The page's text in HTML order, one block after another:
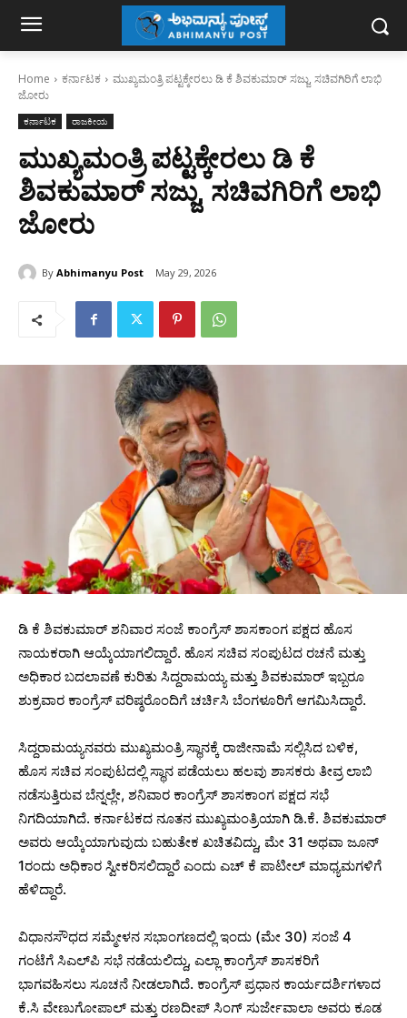
Home ಕರ್ನಾಟಕ
ಮುಖ್ಯಮಂತ್ರಿ ಪಟ್ಟಕ್ಕೇರಲು ಡಿ ಕೆ ಶಿವಕುಮಾರ್ ಸಜ್ಜು, ಸಚಿವಗಿರಿಗೆ ಲಾಭಿ
ಜೋರು
ಕರ್ನಾಟಕ ರಾಜಕೀಯ
ಮುಖ್ಯಮಂತ್ರಿ ಪಟ್ಟಕ್ಕೇರಲು ಡಿ ಕೆ
ಶಿವಕುಮಾರ್ ಸಜ್ಜು, ಸಚಿವಗಿರಿಗೆ ಲಾಭಿ
ಜೋರು
By Abhimanyu Post May 29, 2026
ಡಿ ಕೆ ಶಿವಕುಮಾರ್ ಶನಿವಾರ ಸಂಜೆ ಕಾಂಗ್ರೆಸ್ ಶಾಸಕಾಂಗ ಪಕ್ಷದ ಹೊಸ
ನಾಯಕರಾಗಿ ಆಯ್ಕೆಯಾಗಲಿದ್ದಾರೆ. ಹೊಸ ಸಚಿವ ಸಂಪುಟದ ರಚನೆ ಮತ್ತು
ಅಧಿಕಾರ ಬದಲಾವಣೆ ಕುರಿತು ಸಿದ್ದರಾಮಯ್ಯ ಮತ್ತು ಶಿವಕುಮಾರ್ ಇಬ್ಬರೂ
ಶುಕ್ರವಾರ ಕಾಂಗ್ರೆಸ್ ವರಿಷ್ಠರೊಂದಿಗೆ ಚರ್ಚಿಸಿ ಬೆಂಗಳೂರಿಗೆ ಆಗಮಿಸಿದ್ದಾರೆ.
ಸಿದ್ದರಾಮಯ್ಯನವರು ಮುಖ್ಯಮಂತ್ರಿ ಸ್ಥಾನಕ್ಕೆ ರಾಜೀನಾಮೆ ಸಲ್ಲಿಸಿದ ಬಳಿಕ,
ಹೊಸ ಸಚಿವ ಸಂಪುಟದಲ್ಲಿ ಸ್ಥಾನ ಪಡೆಯಲು ಹಲವು ಶಾಸಕರು ತೀವ್ರ ಲಾಬಿ
ನಡೆಸುತ್ತಿರುವ ಬೆನ್ನಲ್ಲೇ, ಶನಿವಾರ ಕಾಂಗ್ರೆಸ್ ಶಾಸಕಾಂಗ ಪಕ್ಷದ ಸಭೆ
ನಿಗದಿಯಾಗಿದೆ. ಕರ್ನಾಟಕದ ನೂತನ ಮುಖ್ಯಮಂತ್ರಿಯಾಗಿ ಡಿ.ಕೆ. ಶಿವಕುಮಾರ್
ಅವರು ಆಯ್ಕೆಯಾಗುವುದು ಬಹುತೇಕ ಖಚಿತವಿದ್ದು, ಮೇ 31 ಅಥವಾ ಜೂನ್
1ರಂದು ಅಧಿಕಾರ ಸ್ವೀಕರಿಸಲಿದ್ದಾರೆ ಎಂದು ಎಚ್ ಕೆ ಪಾಟೀಲ್ ಮಾಧ್ಯಮಗಳಿಗೆ
ಹೆಳಿದ್ದಾರೆ.
ವಿಧಾನಸೌಧದ ಸಮ್ಮೇಳನ ಸಭಾಂಗಣದಲ್ಲಿ ಇಂದು (ಮೇ 30) ಸಂಜೆ 4
ಗಂಟೆಗೆ ಸಿಎಲ್‌ಪಿ ಸಭೆ ನಡೆಯಲಿದ್ದು, ಎಲ್ಲಾ ಕಾಂಗ್ರೆಸ್ ಶಾಸಕರಿಗೆ
ಭಾಗವಹಿಸಲು ಸೂಚನೆ ನೀಡಲಾಗಿದೆ. ಕಾಂಗ್ರೆಸ್ ಪ್ರಧಾನ ಕಾರ್ಯದರ್ಶಿಗಳಾದ
ಕೆ.ಸಿ ವೇಣುಗೋಪಾಲ್ ಮತ್ತು ರಣದೀಪ್ ಸಿಂಗ್ ಸುರ್ಜೇವಾಲಾ ಅವರು ಕೂಡ